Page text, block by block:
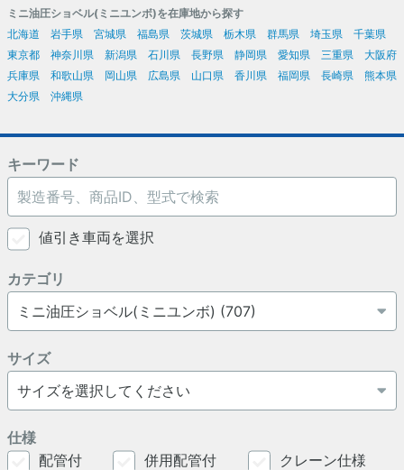
ミニ油圧ショベル(ミニユンボ)を在庫地から探す
北海道
岩手県 宮城県 福島県 茨城県 栃木県 群馬県 埼玉県
千葉県
東京都
神奈川県 新潟県 石川県 長野県 静岡県 愛知県 三重県
大阪府
兵庫県
和歌山県 岡山県 広島県 山口県 香川県 福岡県 長崎県
熊本県
大分県
沖縄県
キーワード
値引き車両を選択
カテゴリ
サイズ
仕様
配管付
併用配管付
クレーン仕様